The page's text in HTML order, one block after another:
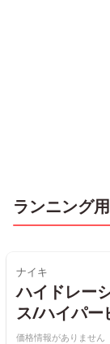
ランニング
ナイキ
ハイドレー
ス/ハイパー
価格情報がありません